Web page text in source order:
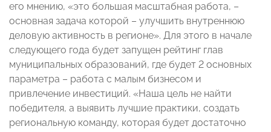
его мнению, «это большая масштабная работа, –
основная задача которой – улучшить внутреннюю
деловую активность в регионе». Для этого в начале
следующего года будет запущен рейтинг глав
муниципальных образований, где будет 2 основных
параметра – работа с малым бизнесом и
привлечение инвестиций. «Наша цель не найти
победителя, а выявить лучшие практики, создать
региональную команду, которая будет достаточно